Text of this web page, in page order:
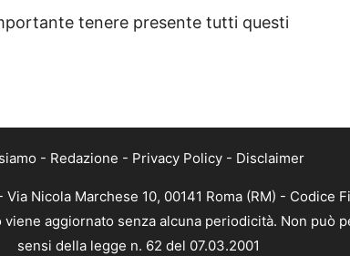
tenere presente tutti questi
- Redazione - Privacy Policy - Disclaimer
Nicola Marchese 10, 00141 Roma (RM) - Codice
aggiornato senza alcuna periodicità. Non può
sensi della legge n. 62 del 07.03.2001